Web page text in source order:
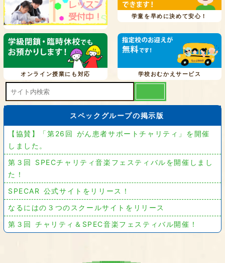
学童を早めに決めて安心！
オンライン授業にも対応 学校おむかえサービス
スペックグループの掲示版
【協賛】「第26回 がん患者サポートチャリティ」を開催
しました。
第３回 SPECチャリティ音楽フェスティバルを開催しまし
た！
SPECAR 公式サイトをリリース！
なるにはの３つのスクールサイトをリリース
第３回 チャリティ＆SPEC音楽フェスティバル開催！